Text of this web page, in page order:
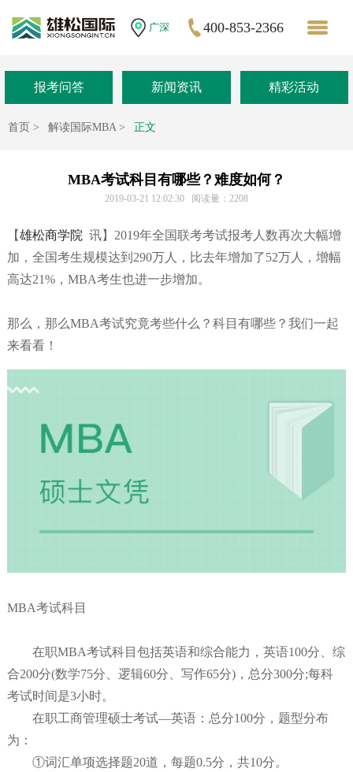
广深 400-853-2366
报考问答 新闻资讯 精彩活动
首页 > 解读国际MBA > 正文
MBA考试科目有哪些？难度如何？
2019-03-21 12:02:30 阅读量：2208
【雄松商学院 讯】2019年全国联考考试报考人数再次大幅增
加，全国考生规模达到290万人，比去年增加了52万人，增幅
高达21%，MBA考生也进一步增加。
那么，那么MBA考试究竟考些什么？科目有哪些？我们一起
来看看！
MBA考试科目
在职MBA考试科目包括英语和综合能力，英语100分、综
合200分(数学75分、逻辑60分、写作65分)，总分300分;每科
考试时间是3小时。
在职工商管理硕士考试—英语：总分100分，题型分布
为：
①词汇单项选择题20道，每题0.5分，共10分。